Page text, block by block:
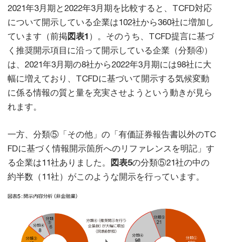
2021年3月期と2022年3月期を比較すると、TCFD対応
について開示している企業は102社から360社に増加し
ています（前掲図表1 ）。そのうち、TCFD提言に基づ
く推奨開示項目に沿って開示している企業（分類④）
は、2021年3月期の8社から2022年3月期には98社に大
幅に増えており、TCFDに基づいて開示する気候変動
に係る情報の質と量を充実させようという動きが見ら
れます。
一方、分類⑤「その他」の「有価証券報告書以外のTC
FDに基づく情報開示箇所へのリファレンスを明記」す
る企業は11社ありました。 図表5の分類⑤21社の中の
約半数（11社）がこのような開示を行っています。